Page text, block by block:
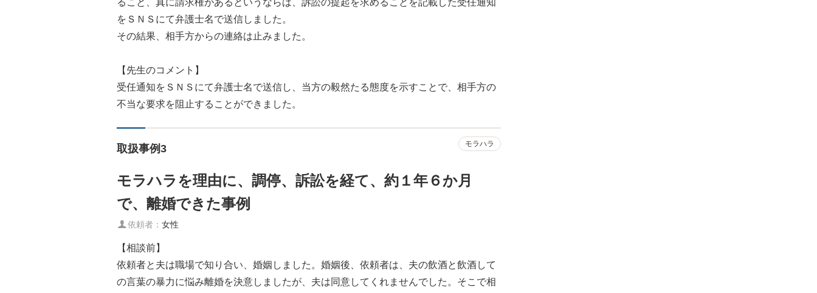
ること、真に請求権があるというならば、訴訟の提起を求めることを記載した受任通知
をＳＮＳにて弁護士名で送信しました。
その結果、相手方からの連絡は止みました。
【先生のコメント】
受任通知をＳＮＳにて弁護士名で送信し、当方の毅然たる態度を示すことで、相手方の
不当な要求を阻止することができました。
取扱事例3 モラハラ
モラハラを理由に、調停、訴訟を経て、約１年６か月
で、離婚できた事例
依頼者：女性
【相談前】
依頼者と夫は職場で知り合い、婚姻しました。婚姻後、依頼者は、夫の飲酒と飲酒して
の言葉の暴力に悩み離婚を決意しましたが、夫は同意してくれませんでした。そこで相